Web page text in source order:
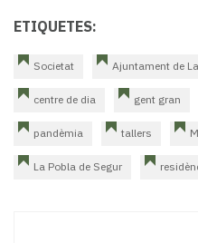
ETIQUETES:
Societat Ajuntament de
centre de dia gent gran
pandèmia tallers
La Pobla de Segur